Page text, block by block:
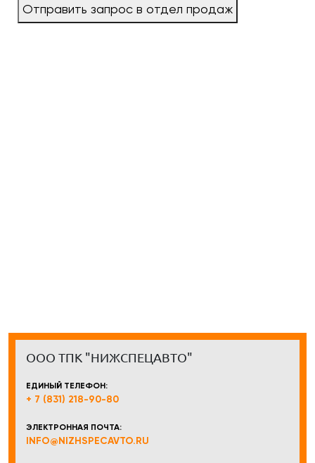
Отправить запрос в отдел продаж
ООО ТПК "НИЖСПЕЦАВТО"
ЕДИНЫЙ ТЕЛЕФОН:
+ 7 (831) 218-90-80
ЭЛЕКТРОННАЯ ПОЧТА:
INFO@NIZHSPECAVTO.RU